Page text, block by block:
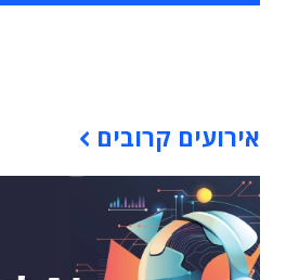
אירועים קרובים